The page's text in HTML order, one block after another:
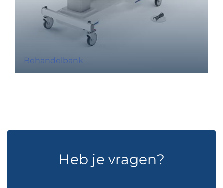
Behandelbank
Heb je vragen?